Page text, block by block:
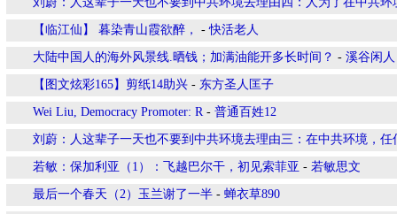
【临江仙】 暮染青山霞欲醉， -快活老人
大陆中国人的海外风景线.晒钱；加满油能开多长时间？ - 溪谷闲人
【图文炫彩165】剪纸14助兴 - 东方圣人匡子
Wei Liu, Democracy Promoter: R- 普通百姓12
刘蔚：人这辈子一天也不要到中共环境去理由三：在中共环境，任
若敏：保加利亚（1）：飞越巴尔干，初见索菲亚 - 若敏思文
最后一个春天（2）玉兰谢了一半 - 蝉衣草890